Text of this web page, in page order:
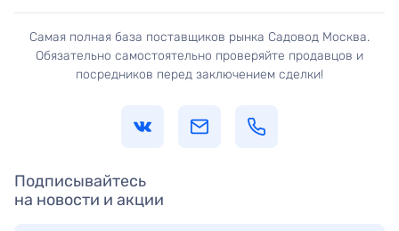
Самая полная база поставщиков рынка Садовод Москва.
Обязательно самостоятельно проверяйте продавцов и
посредников перед заключением сделки!
Подписывайтесь
на новости и акции